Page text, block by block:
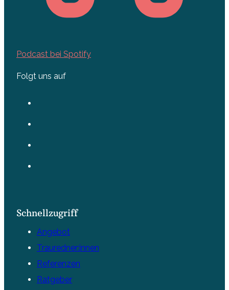
Podcast bei Spotify
Folgt uns auf
Schnellzugriff
Angebot
Trauredner:innen
Referenzen
Ratgeber